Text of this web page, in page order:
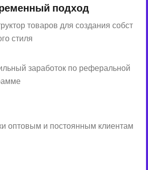
подход
товаров для создания собст
стиля
заработок по реферальной
оптовым и постоянным клиентам